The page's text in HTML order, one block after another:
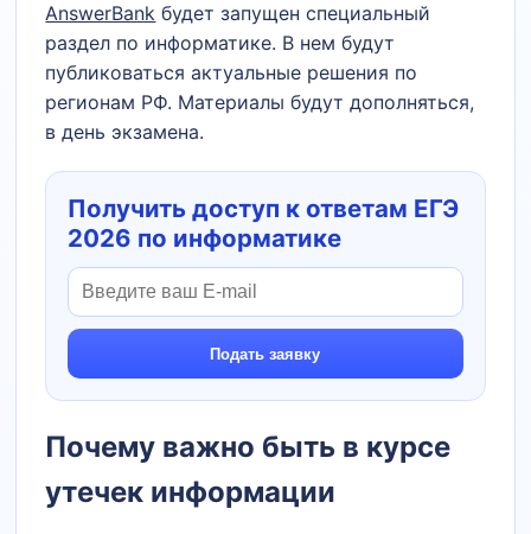
AnswerBank будет запущен специальный
раздел по информатике. В нем будут
публиковаться актуальные решения по
регионам РФ. Материалы будут дополняться,
в день экзамена.
Получить доступ к ответам ЕГЭ
2026 по информатике
Подать заявку
Почему важно быть в курсе
утечек информации